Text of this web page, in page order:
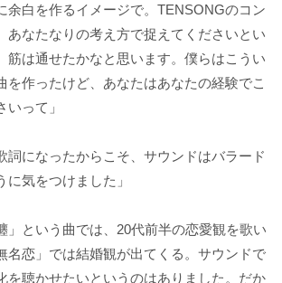
余白を作るイメージで。TENSONGのコン
あなたなりの考え方で捉えてくださいとい
筋は通せたかなと思います。僕らはこうい
を作ったけど、あなたはあなたの経験でこ
って」
詞になったからこそ、サウンドはバラード
気をつけました」
」という曲では、20代前半の恋愛観を歌い
名恋」では結婚観が出てくる。サウンドで
を聴かせたいというのはありました。だか